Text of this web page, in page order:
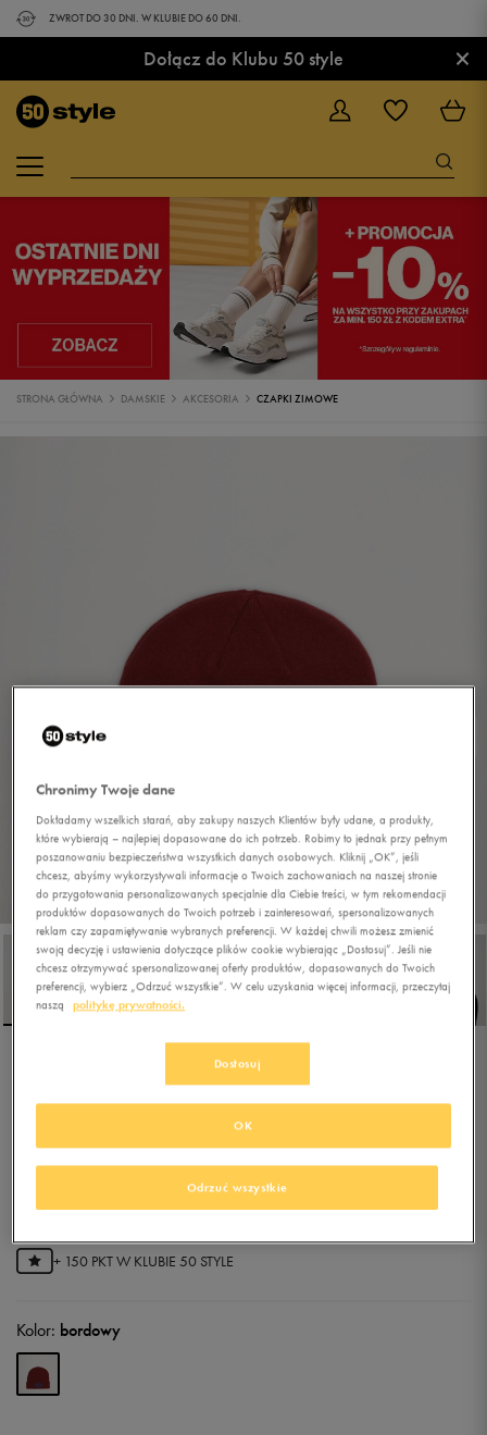
ZWROT DO 30 DNI. W KLUBIE DO 60 DNI.
Dołącz do Klubu 50 style ×
STRONA GŁÓWNA DAMSKIE AKCESORIA CZAPKI ZIMOWE
1/5
UMBRO CZAPKA ZIMOWA
VARSITY BEANIE
5.0(1)
44,99
29,99złz Vat
+ 150 PKT W KLUBIE 50 STYLE
Kolor: bordowy
Chronimy Twoje dane
Dokładamy wszelkich starań, aby zakupy naszych Klientów były udane, a produkty,
które wybierają – najlepiej dopasowane do ich potrzeb. Robimy to jednak przy pełnym
poszanowaniu bezpieczeństwa wszystkich danych osobowych. Kliknij „OK”, jeśli
chcesz, abyśmy wykorzystywali informacje o Twoich zachowaniach na naszej stronie
do przygotowania personalizowanych specjalnie dla Ciebie treści, w tym rekomendacji
produktów dopasowanych do Twoich potrzeb i zainteresowań, spersonalizowanych
reklam czy zapamiętywanie wybranych preferencji. W każdej chwili możesz zmienić
swoją decyzję i ustawienia dotyczące plików cookie wybierając „Dostosuj”. Jeśli nie
chcesz otrzymywać spersonalizowanej oferty produktów, dopasowanych do Twoich
preferencji, wybierz „Odrzuć wszystkie”. W celu uzyskania więcej informacji, przeczytaj
naszą
politykę prywatności.
Dostosuj
Odrzuć wszystkie
OK